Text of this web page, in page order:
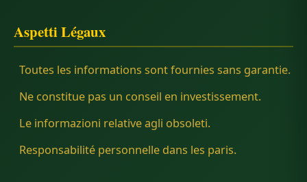
Aspetti Légaux
Toutes les informations sont fournies sans garantie.
Ne constitue pas un conseil en investissement.
Le informazioni relative agli obsoleti.
Responsabilité personnelle dans les paris.